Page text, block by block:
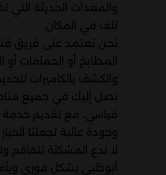
والمعدات الحديثة التي
تلف في المكان.
نحن نعتمد على فريق
المطابخ أو الحمامات
والكشف بالكاميرات
نصل إليك في جميع
وجودة عالية تجعلنا
لا تدع المشكلة
أبوظبي بشكل فوري